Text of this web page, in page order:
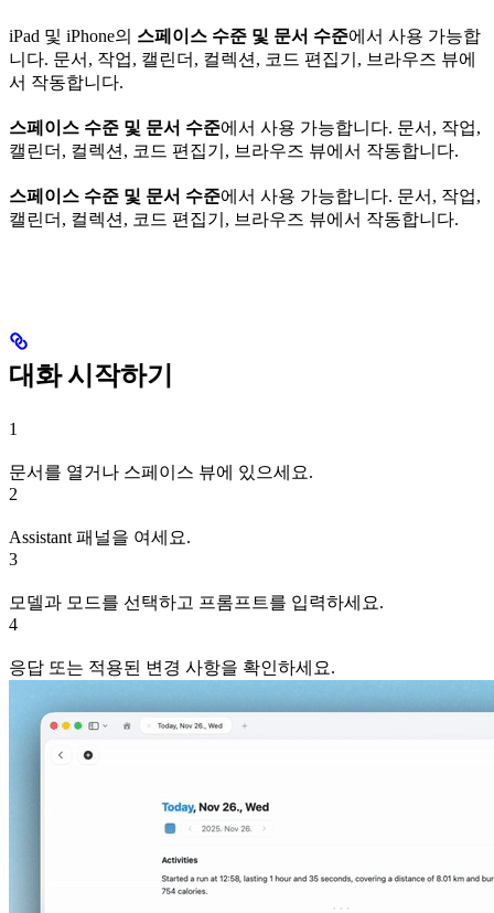
iPad 및 iPhone의 스페이스 수준 및 문서 수준에서 사용 가능합
니다. 문서, 작업, 캘린더, 컬렉션, 코드 편집기, 브라우즈 뷰에
서 작동합니다.
스페이스 수준 및 문서 수준에서 사용 가능합니다. 문서, 작업,
캘린더, 컬렉션, 코드 편집기, 브라우즈 뷰에서 작동합니다.
스페이스 수준 및 문서 수준에서 사용 가능합니다. 문서, 작업,
캘린더, 컬렉션, 코드 편집기, 브라우즈 뷰에서 작동합니다.
대화 시작하기
1
문서를 열거나 스페이스 뷰에 있으세요.
2
Assistant 패널을 여세요.
3
모델과 모드를 선택하고 프롬프트를 입력하세요.
4
응답 또는 적용된 변경 사항을 확인하세요.